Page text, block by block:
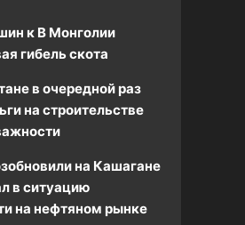
к В Монголии
гибель скота
в очередной раз
на строительстве
на Кашагане
в ситуацию
на нефтяном рынке